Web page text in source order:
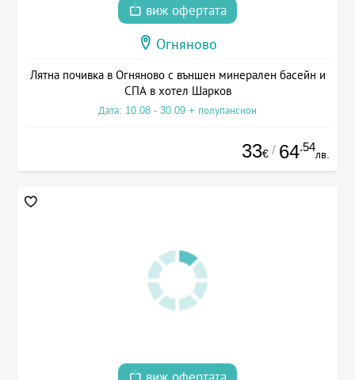
виж офертата
Огняново
Лятна почивка в Огняново с външен минерален басейн и
СПА в хотел Шарков
Дата: 10.08 - 30.09 + полупансион
33€ / 64.54
лв.
виж офертата